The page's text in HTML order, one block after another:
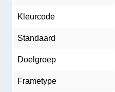
Kleurcode
Standaard
Doelgroep
Frametype